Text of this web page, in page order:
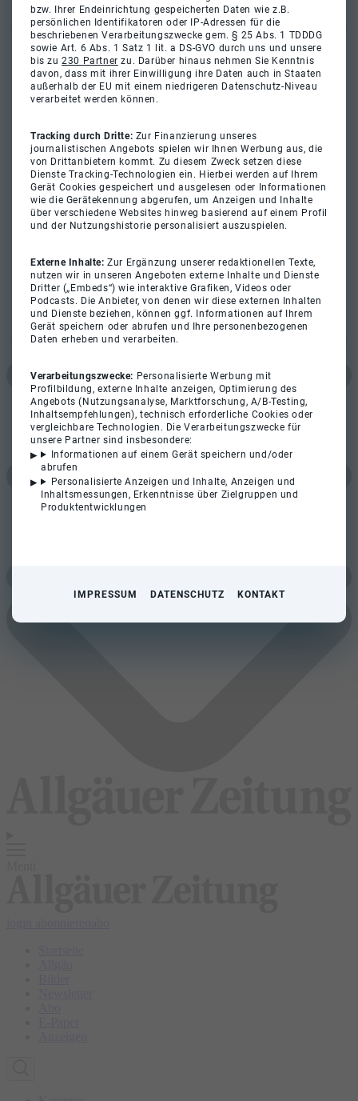
bzw. Ihrer Endeinrichtung gespeicherten Daten wie z.B.
persönlichen Identifikatoren oder IP-Adressen für die
beschriebenen Verarbeitungszwecke gem. § 25 Abs. 1 TDDDG
sowie Art. 6 Abs. 1 Satz 1 lit. a DS-GVO durch uns und unsere
bis zu230 Partner zu. Darüber hinaus nehmen Sie Kenntnis
davon, dass mit ihrer Einwilligung ihre Daten auch in Staaten
außerhalb der EU mit einem niedrigeren Datenschutz-Niveau
verarbeitet werden können.
Tracking durch Dritte: Zur Finanzierung unseres
journalistischen Angebots spielen wir Ihnen Werbung aus, die
von Drittanbietern kommt. Zu diesem Zweck setzen diese
Dienste Tracking-Technologien ein. Hierbei werden auf Ihrem
Gerät Cookies gespeichert und ausgelesen oder Informationen
wie die Gerätekennung abgerufen, um Anzeigen und Inhalte
über verschiedene Websites hinweg basierend auf einem Profil
und der Nutzungshistorie personalisiert auszuspielen.
Externe Inhalte:Zur Ergänzung unserer redaktionellen Texte,
nutzen wir in unseren Angeboten externe Inhalte und Dienste
Dritter („Embeds“) wie interaktive Grafiken, Videos oder
Podcasts. Die Anbieter, von denen wir diese externen Inhalten
und Dienste beziehen, können ggf. Informationen auf Ihrem
Gerät speichern oder abrufen und Ihre personenbezogenen
Daten erheben und verarbeiten.
Verarbeitungszwecke: Personalisierte Werbung mit
Profilbildung, externe Inhalte anzeigen, Optimierung des
Angebots (Nutzungsanalyse, Marktforschung, A/B-Testing,
Inhaltsempfehlungen), technisch erforderliche Cookies oder
vergleichbare Technologien. Die Verarbeitungszwecke für
unsere Partner sind insbesondere:
Informationen auf einem Gerät speichern und/oder
abrufen
Personalisierte Anzeigen und Inhalte, Anzeigen und
Inhaltsmessungen, Erkenntnisse über Zielgruppen und
Produktentwicklungen
IMPRESSUM DATENSCHUTZ KONTAKT